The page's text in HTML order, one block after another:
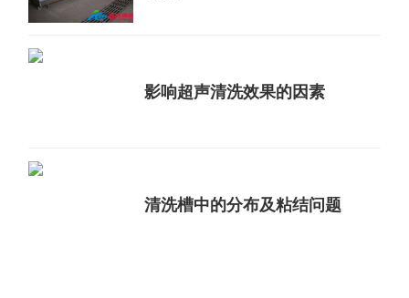
影响超声清洗效果的因素
清洗槽中的分布及粘结问题